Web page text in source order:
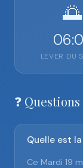
🌅
LEVER DU
❓
Quelle est
Ce Mardi 19